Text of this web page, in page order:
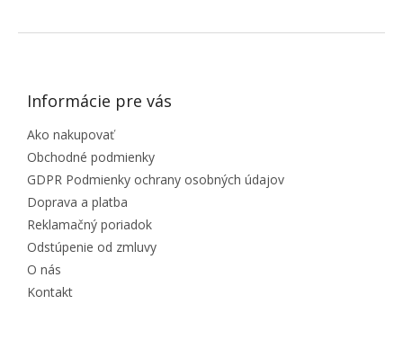
ZÁPÄTIE
Informácie pre vás
Ako nakupovať
Obchodné podmienky
GDPR Podmienky ochrany osobných údajov
Doprava a platba
Reklamačný poriadok
Odstúpenie od zmluvy
O nás
Kontakt